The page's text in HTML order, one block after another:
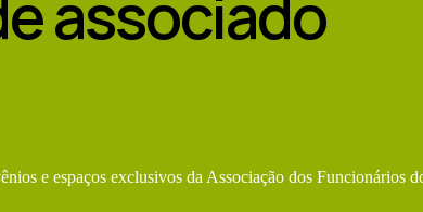
e espaços exclusivos da Associação dos Funcionários